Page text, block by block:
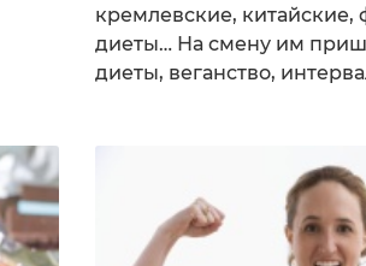
кремлевские, китайские,
диеты… На смену им
диеты, веганство,